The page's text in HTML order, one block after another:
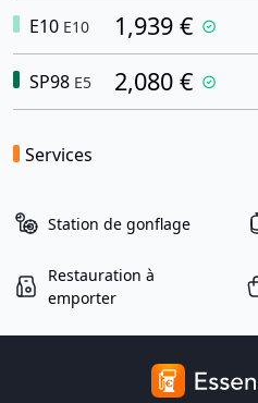
E10 E10 1,939 €
SP98 E5 2,080 €
Services
Station de gonflage
Restauration à
emporter